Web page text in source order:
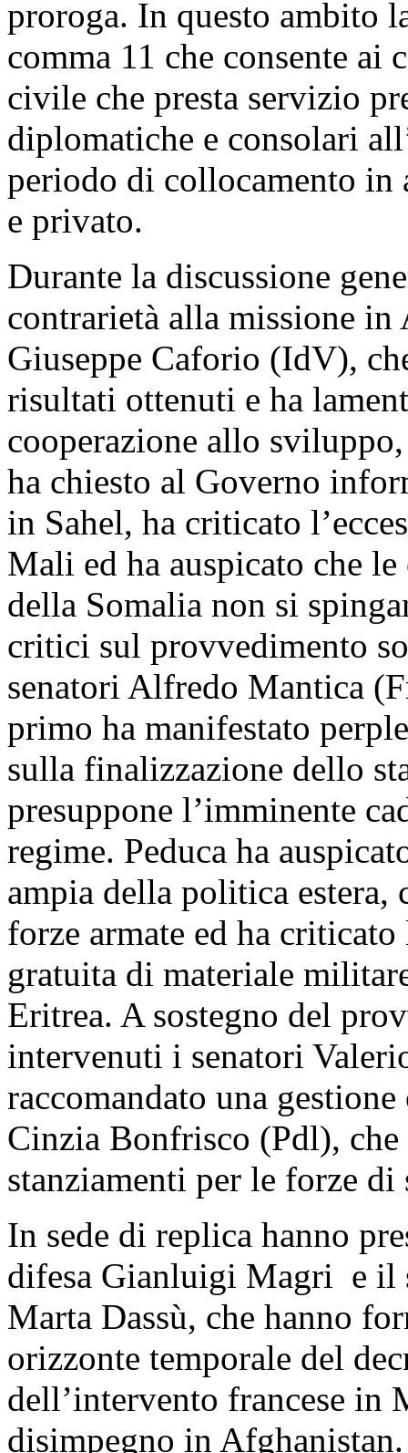
proroga. In questo ambito
comma 11 che consente ai
civile che presta servizio
diplomatiche e consolari
periodo di collocamento in
e privato.
Durante la discussione
contrarietà alla missione
Giuseppe Caforio (IdV),
risultati ottenuti e ha
cooperazione allo
ha chiesto al Governo
in Sahel, ha criticato
Mali ed ha auspicato che
della Somalia non si
critici sul provvedimento
senatori Alfredo Mantica
primo ha manifestato
sulla finalizzazione dello
presuppone l’imminente
regime. Peduca ha
ampia della politica estera,
forze armate ed ha
gratuita di materiale
Eritrea. A sostegno del
intervenuti i senatori
raccomandato una
Cinzia Bonfrisco (Pdl),
stanziamenti per le forze di
In sede di replica hanno
difesa Gianluigi Magri e il
Marta Dassù, che hanno
orizzonte temporale del
dell’intervento francese in
disimpegno in Afghanistan.